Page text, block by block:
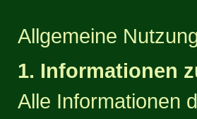
Allgemeine
1. Informationen
Alle Informationen